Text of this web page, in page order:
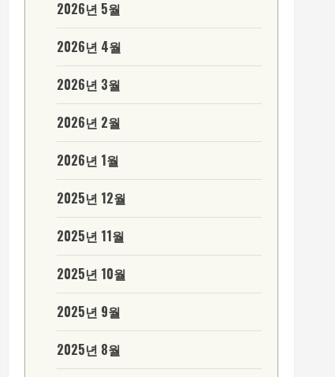
2026년 5월
2026년 4월
2026년 3월
2026년 2월
2026년 1월
2025년 12월
2025년 11월
2025년 10월
2025년 9월
2025년 8월